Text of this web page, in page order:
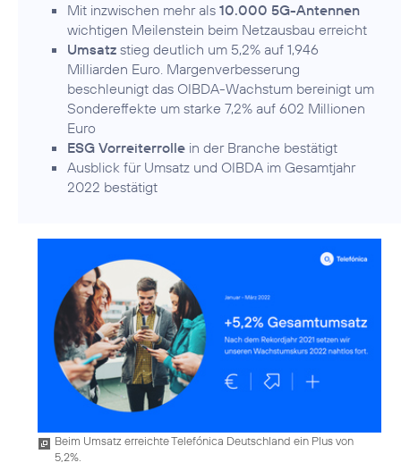
Mit inzwischen mehr als 10.000 5G-Antennen
wichtigen Meilenstein beim Netzausbau erreicht
Umsatz stieg deutlich um 5,2% auf 1,946
Milliarden Euro. Margenverbesserung
beschleunigt das OIBDA-Wachstum bereinigt um
Sondereffekte um starke 7,2% auf 602 Millionen
Euro
ESG Vorreiterrolle in der Branche bestätigt
Ausblick für Umsatz und OIBDA im Gesamtjahr
2022 bestätigt
Beim Umsatz erreichte Telefónica Deutschland ein Plus von
5,2%.